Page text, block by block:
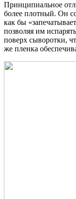
Принципиальное
более плотный. Он
как бы
позволяя им
поверх сыворотки,
же пленка